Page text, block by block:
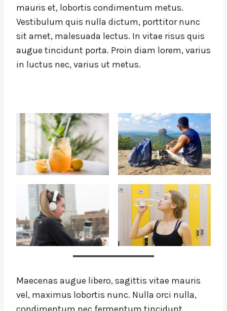
mauris et, lobortis condimentum metus.
Vestibulum quis nulla dictum, porttitor nunc
sit amet, malesuada lectus. In vitae risus quis
augue tincidunt porta. Proin diam lorem, varius
in luctus nec, varius ut metus.
Maecenas augue libero, sagittis vitae mauris
vel, maximus lobortis nunc. Nulla orci nulla,